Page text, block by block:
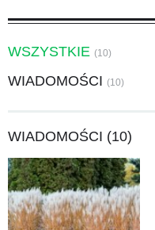
WSZYSTKIE (10)
WIADOMOŚCI (10)
WIADOMOŚCI (10)